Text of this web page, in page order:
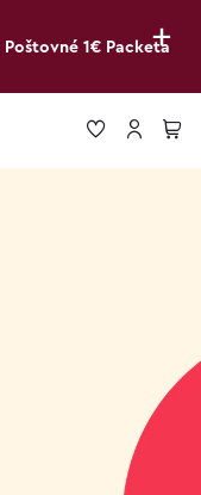
+
Poštovné 1€ Packeta